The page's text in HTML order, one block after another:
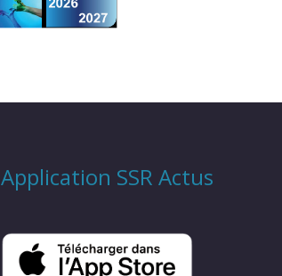
Application SSR Actus